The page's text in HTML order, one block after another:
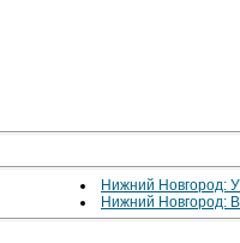
Нижний Новгород:
Нижний Новгород: